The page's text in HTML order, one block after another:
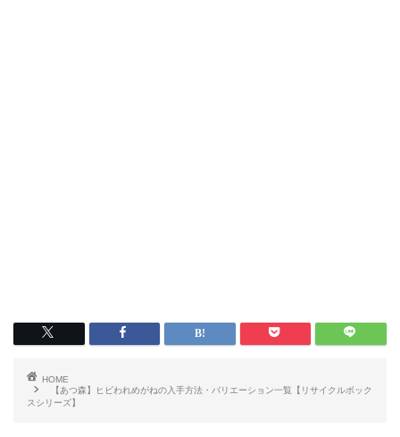
HOME
【あつ森】ヒビわれめがねの入手方法・バリエーション一覧【リサイクルボック
スシリーズ】